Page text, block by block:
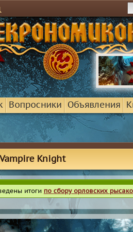
Вопросники Объявления
Vampire Knight
итоги по сбору орловских